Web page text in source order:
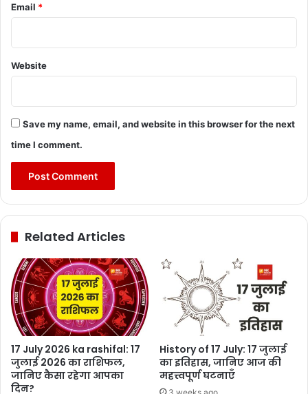
Email *
Website
Save my name, email, and website in this browser for the next
time I comment.
Related Articles
17 July 2026 ka rashifal: 17
जुलाई 2026 का राशिफल,
जानिए कैसा रहेगा आपका
दिन?
History of 17 July: 17 जुलाई
का इतिहास, जानिए आज की
महत्त्वपूर्ण घटनाएँ